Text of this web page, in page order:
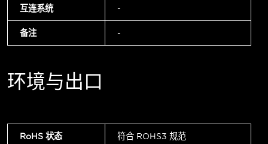
互连系统 -
备注 -
环境与出口
RoHS 状态 符合 ROHS3 规范